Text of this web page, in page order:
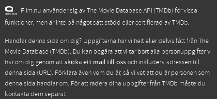
Film.nu använder sig av The Movie Database API (TMDb) för vissa
funktioner, men är inte på något sätt stödd eller certifierad av TMDb.
Handlar denna sida om dig? Uppgifterna har vi helt eller delvis fått frånThe
Movie Database (TMDb). Du kan begära att vi tar bort alla personuppgifter vi
har om dig genom attskicka ett mail till ossoch inkludera adressen till
denna sida (URL). Förklara även vem du är, så vi vet att du är personen som
denna sida handlar om. För att radera dina uppgifter från TMDb måste du
kontakta dem separat.